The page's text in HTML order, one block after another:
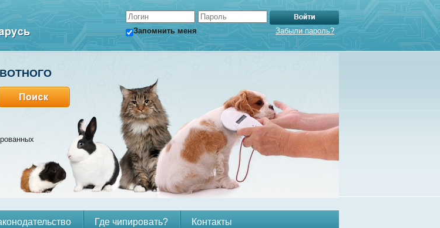
Запомнить меня Забыли пароль?
Где чипировать? Контакты